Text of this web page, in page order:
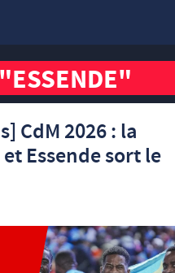
CdM 2026 : la
Essende sort le